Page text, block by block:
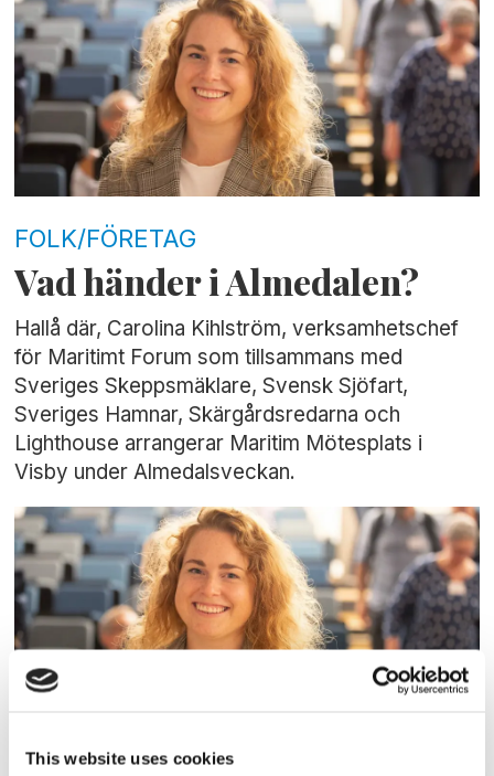
This website uses cookies
FOLK/FÖRETAG
Vad händer i Almedalen?
Hallå där, Carolina Kihlström, verksamhetschef
för Maritimt Forum som tillsammans med
Sveriges Skeppsmäklare, Svensk Sjöfart,
Sveriges Hamnar, Skärgårdsredarna och
Lighthouse arrangerar Maritim Mötesplats i
Visby under Almedalsveckan.
FOLK/FÖRETAG